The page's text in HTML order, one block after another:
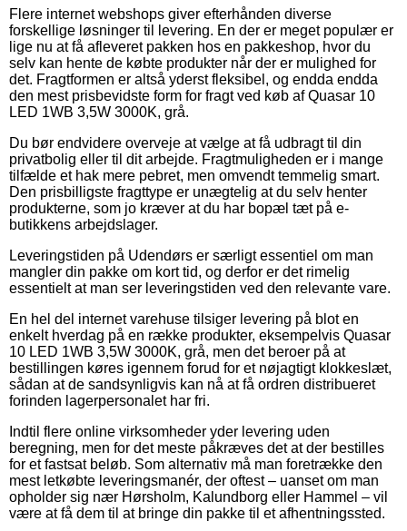
Flere internet webshops giver efterhånden diverse
forskellige løsninger til levering. En der er meget populær er
lige nu at få afleveret pakken hos en pakkeshop, hvor du
selv kan hente de købte produkter når der er mulighed for
det. Fragtformen er altså yderst fleksibel, og endda endda
den mest prisbevidste form for fragt ved køb af Quasar 10
LED 1WB 3,5W 3000K, grå.
Du bør endvidere overveje at vælge at få udbragt til din
privatbolig eller til dit arbejde. Fragtmuligheden er i mange
tilfælde et hak mere pebret, men omvendt temmelig smart.
Den prisbilligste fragttype er unægtelig at du selv henter
produkterne, som jo kræver at du har bopæl tæt på e-
butikkens arbejdslager.
Leveringstiden på Udendørs er særligt essentiel om man
mangler din pakke om kort tid, og derfor er det rimelig
essentielt at man ser leveringstiden ved den relevante vare.
En hel del internet varehuse tilsiger levering på blot en
enkelt hverdag på en række produkter, eksempelvis Quasar
10 LED 1WB 3,5W 3000K, grå, men det beroer på at
bestillingen køres igennem forud for et nøjagtigt klokkeslæt,
sådan at de sandsynligvis kan nå at få ordren distribueret
forinden lagerpersonalet har fri.
Indtil flere online virksomheder yder levering uden
beregning, men for det meste påkræves det at der bestilles
for et fastsat beløb. Som alternativ må man foretrække den
mest letkøbte leveringsmanér, der oftest – uanset om man
opholder sig nær Hørsholm, Kalundborg eller Hammel – vil
være at få dem til at bringe din pakke til et afhentningssted.